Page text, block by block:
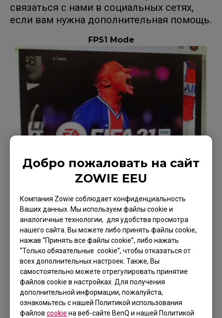
Добро пожаловать на сайт
ZOWIE EEU
Компания Zowie соблюдает конфиденциальность
Ваших данных. Мы используем файлы cookie и
аналогичные технологии, для удобства просмотра
нашего сайта. Вы можете либо принять файлы cookie,
нажав “Принять все файлы cookie”, либо нажать
“Только обязательные cookie”, чтобы отказаться от
всех дополнительных настроек. Также, Вы
самостоятельно можете отрегулировать принятие
файлов cookie в настройках. Для получения
дополнительной информации, пожалуйста,
ознакомьтесь с нашей Политикой использования
файлов cookie на веб-сайте BenQ и нашей Политикой
связаться с нами в социальных сетях,
если вам нужна дополнительная помощь.
FPS1 Mode
Standard Mode